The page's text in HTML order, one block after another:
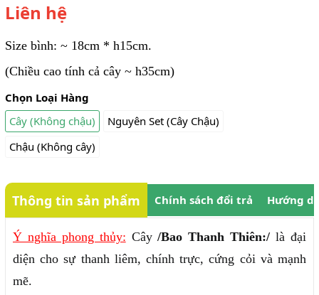
Liên hệ
Size bình: ~ 18cm * h15cm.
(Chiều cao tính cả cây ~ h35cm)
Chọn Loại Hàng
Cây (Không chậu)
Nguyên Set (Cây Chậu)
Chậu (Không cây)
Thông tin sản phẩm Chính sách đổi trả Hướng
Ý nghĩa phong thủy: Cây/Bao Thanh Thiên:/là đại
diện cho sự thanh liêm, chính trực, cứng cỏi và mạnh
mẽ.